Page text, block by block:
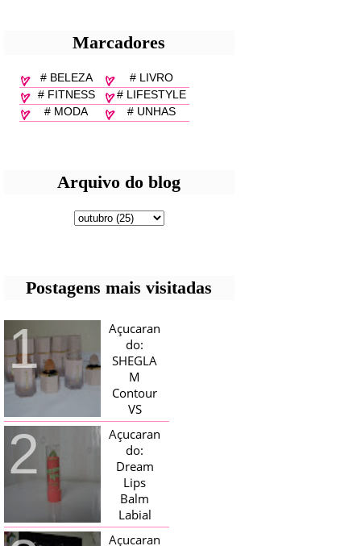
Marcadores
# BELEZA
# LIVRO
# FITNESS
# LIFESTYLE
# MODA
# UNHAS
Arquivo do blog
Postagens mais visitadas
Açucaran
do:
SHEGLA
M
Contour
VS
Bronzer!
HELLO AÇUCARADAS, E NESTE
MÊS CHEGOU AQUI EM CASA UMA
CAIXA RECHEADA DE SHEGLAM,
TINHA BLUSH, ILUMINADORES E
TODOS OS BRONZER E
CONTORNOS ...
Açucaran
do:
Dream
Lips
Balm
Labial
Magico
Açucaran